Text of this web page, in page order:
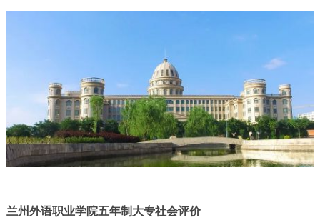
兰州外语职业学院五年制大专社会评价